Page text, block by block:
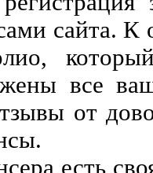
сайта. К
все
от
есть